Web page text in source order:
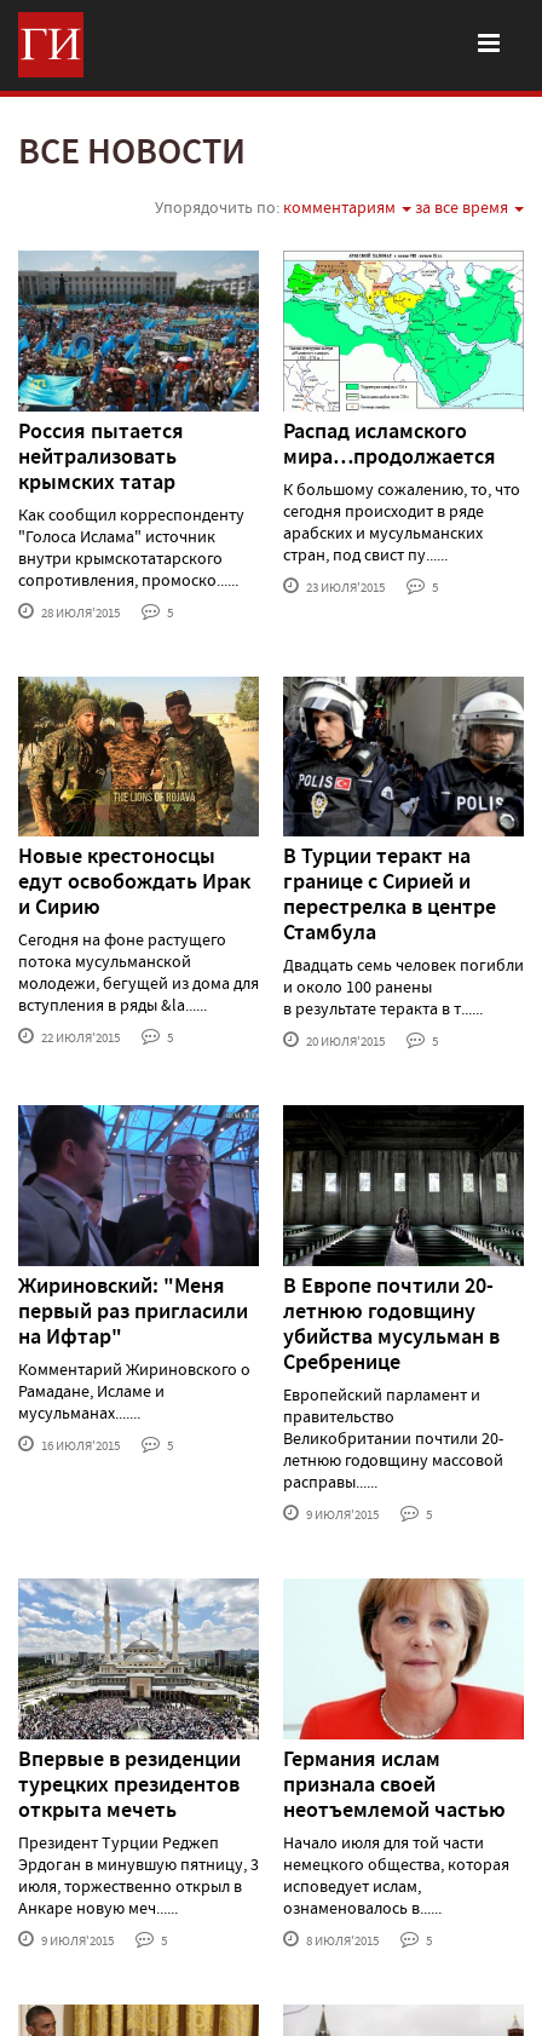
ВСЕ НОВОСТИ
Упорядочить по: комментариям за все время
Россия пытается
нейтрализовать
крымских татар
Как сообщил корреспонденту
"Голоса Ислама" источник
внутри крымскотатарского
сопротивления, промоско......
28 ИЮЛЯ'2015 5
Распад исламского
мира…продолжается
К большому сожалению, то, что
сегодня происходит в ряде
арабских и мусульманских
стран, под свист пу......
23 ИЮЛЯ'2015 5
Новые крестоносцы
едут освобождать Ирак
и Сирию
Сегодня на фоне растущего
потока мусульманской
молодежи, бегущей из дома для
вступления в ряды &la......
22 ИЮЛЯ'2015 5
В Турции теракт на
границе с Сирией и
перестрелка в центре
Стамбула
Двадцать семь человек погибли
и около 100 ранены
в результате теракта в т......
20 ИЮЛЯ'2015 5
Жириновский: "Меня
первый раз пригласили
на Ифтар"
Комментарий Жириновского о
Рамадане, Исламе и
мусульманах.......
16 ИЮЛЯ'2015 5
В Европе почтили 20-
летнюю годовщину
убийства мусульман в
Сребренице
Европейский парламент и
правительство
Великобритании почтили 20-
летнюю годовщину массовой
расправы......
9 ИЮЛЯ'2015 5
Впервые в резиденции
турецких президентов
открыта мечеть
Президент Турции Реджеп
Эрдоган в минувшую пятницу, 3
июля, торжественно открыл в
Анкаре новую меч......
9 ИЮЛЯ'2015 5
Германия ислам
признала своей
неотъемлемой частью
Начало июля для той части
немецкого общества, которая
исповедует ислам,
ознаменовалось в......
8 ИЮЛЯ'2015 5